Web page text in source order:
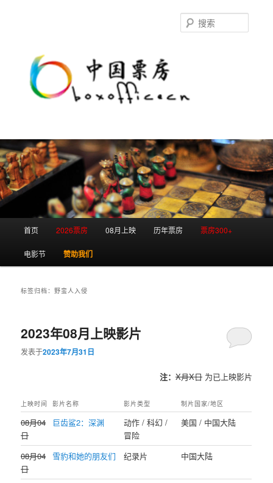
首页 2026票房 08月上映 历年票房 票房300+
电影节 赞助我们
标签归档：野蛮人入侵
2023年08月上映影片
发表于2023年7月31日
注： X月X日为已上映影片
上映时间 影片名称 影片类型 制片国家/地区
08月04
日
巨齿鲨2：深渊
动作 / 科幻 /
冒险
美国 / 中国大陆
08月04
日
雪豹和她的朋友们 纪录片 中国大陆